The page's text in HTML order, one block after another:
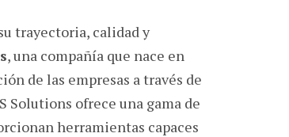
trayectoria, calidad y
, una compañía que nace en
de las empresas a través de
Solutions ofrece una gama de
herramientas capaces